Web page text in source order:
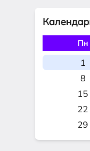
Пн
1
8
15
22
29